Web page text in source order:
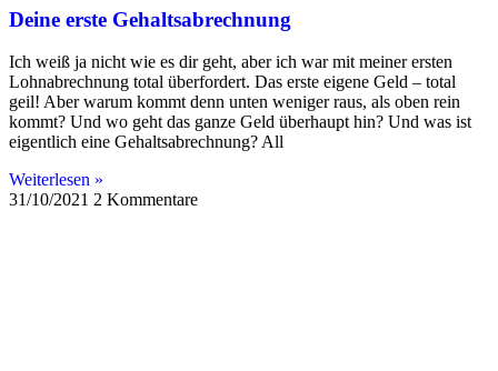
Deine erste Gehaltsabrechnung
Ich weiß ja nicht wie es dir geht, aber ich war mit meiner ersten
Lohnabrechnung total überfordert. Das erste eigene Geld – total
geil! Aber warum kommt denn unten weniger raus, als oben rein
kommt? Und wo geht das ganze Geld überhaupt hin? Und was ist
eigentlich eine Gehaltsabrechnung? All
Weiterlesen »
31/10/2021 2 Kommentare